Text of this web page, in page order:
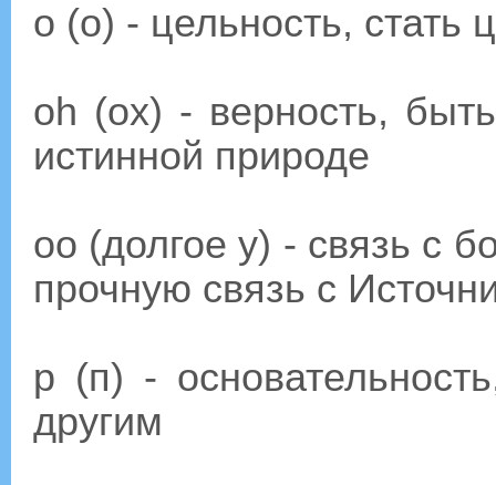
о (о) - цельность,
oh (ох) - верность,
истинной природе
оо (долгое у) - связь с
прочную связь с
р (п) -
другим